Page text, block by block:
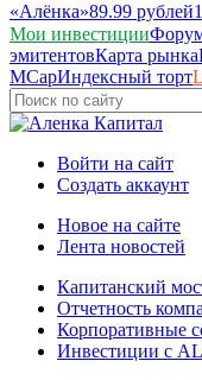
«Алёнка»89.99 рублей
Мои инвестиции
эмитентовКарта рынка
MCapИндексный торт
Войти на сайт
Создать аккаунт
Новое на сайте
Лента новостей
Капитанский
Отчетность
Корпоративные
Инвестиции с